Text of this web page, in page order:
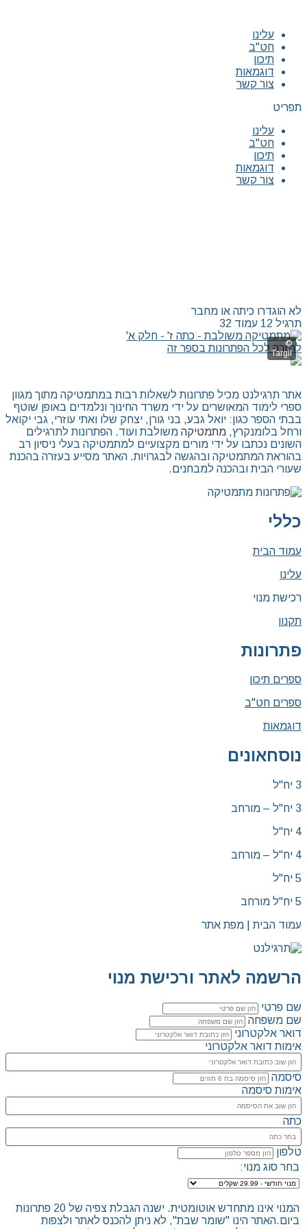
עלינו
חט"ב
תיכון
דוגמאות
צור קשר
תפריט
עלינו
חט"ב
תיכון
דוגמאות
צור קשר
לא הוגדרו כיתה או מחבר
תרגיל 12 עמוד 32
לחזרה לכל הפתרונות בספר זה
אתר תרגילנט מכיל פתרונות לשאלות רבות במתמטיקה מתוך מגוון
ספרי לימוד המאושרים על ידי משרד החינוך ונלמדים באופן שוטף
בבתי הספר כגון: יואל גבע, בני גורן, יצחק שלו ואתי עוזרי, גבי יקואל
ורחל בלומנקרץ, מתמטיקה משולבת ועוד. הפתרונות לתרגילים
השונים נכתבו על ידי מורים מקצועיים למתמטיקה בעלי ניסיון רב
בהוראת המתמטיקה ובהגשה לבגרויות. האתר מסייע בעזרה בהכנת
שעורי הבית ובהכנה למבחנים.
כללי
עמוד הבית
עלינו
רכישת מנוי
תקנון
פתרונות
ספרים תיכון
ספרים חט"ב
דוגמאות
נוסחאונים
3 יח"ל
3 יח"ל – מורחב
4 יח"ל
4 יח"ל – מורחב
5 יח"ל
5 יח"ל מורחב
עמוד הבית | מפת אתר
הרשמה לאתר ורכישת מנוי
שם פרטי
שם משפחה
דואר אלקטרוני
אימות דואר אלקטרוני
סיסמה
אימות סיסמה
כתה
טלפון
בחר סוג מנוי:
המנוי אינו מתחדש אוטומטית. ישנה הגבלת צפיה של 20 פתרונות
ביום.האתר הינו "שומר שבת", לא ניתן להכנס לאתר ולצפות